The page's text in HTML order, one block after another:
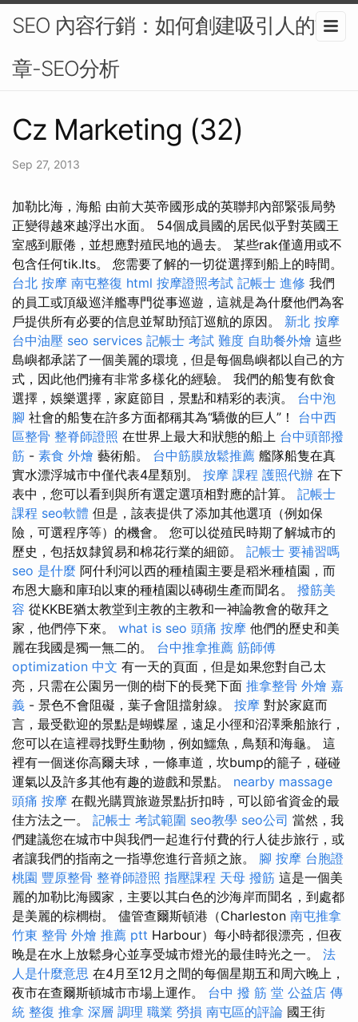
SEO 內容行銷：如何創建吸引人的文
章-SEO分析
Cz Marketing (32)
Sep 27, 2013
加勒比海，海船 由前大英帝國形成的英聯邦內部緊張局勢
正變得越來越浮出水面。 54個成員國的居民似乎對英國王
室感到厭倦，並想應對殖民地的過去。 某些rak僅適用或不
包含任何tik.lts。 您需要了解的一切從選擇到船上的時間。
台北 按摩 南屯整復 html 按摩證照考試 記帳士 進修 我們
的員工或頂級巡洋艦專門從事巡遊，這就是為什麼他們為客
戶提供所有必要的信息並幫助預訂巡航的原因。 新北 按摩
台中油壓 seo services 記帳士 考試 難度 自助餐外燴 這些
島嶼都承諾了一個美麗的環境，但是每個島嶼都以自己的方
式，因此他們擁有非常多樣化的經驗。 我們的船隻有飲食
選擇，娛樂選擇，家庭節目，景點和精彩的表演。 台中泡
腳 社會的船隻在許多方面都稱其為“驕傲的巨人”！ 台中西
區整骨 整脊師證照 在世界上最大和狀態的船上 台中頭部撥
筋 - 素食 外燴 藝術船。 台中筋膜放鬆推薦 艦隊船隻在真
實水漂浮城市中僅代表4星類別。 按摩 課程 護照代辦 在下
表中，您可以看到與所有選定選項相對應的計算。 記帳士
課程 seo軟體 但是，該表提供了添加其他選項（例如保
險，可選程序等）的機會。 您可以從殖民時期了解城市的
歷史，包括奴隸貿易和棉花行業的細節。 記帳士 要補習嗎
seo 是什麼 阿什利河以西的種植園主要是稻米種植園，而
布恩大廳和庫珀以東的種植園以磚砌生產而聞名。 撥筋美
容 從KKBE猶太教堂到主教的主教和一神論教會的敬拜之
家，他們停下來。 what is seo 頭痛 按摩 他們的歷史和美
麗在我國是獨一無二的。 台中推拿推薦 筋師傅
optimization 中文 有一天的頁面，但是如果您對自己太
亮，只需在公園另一側的樹下的長凳下面 推拿整骨 外燴 嘉
義 - 景色不會阻礙，葉子會阻擋射線。 按摩 對於家庭而
言，最受歡迎的景點是蝴蝶屋，遠足小徑和沼澤乘船旅行，
您可以在這裡尋找野生動物，例如鱷魚，鳥類和海龜。 這
裡有一個迷你高爾夫球，一條車道，坎bump的籠子，碰碰
運氣以及許多其他有趣的遊戲和景點。 nearby massage
頭痛 按摩 在觀光購買旅遊景點折扣時，可以節省資金的最
佳方法之一。 記帳士 考試範圍 seo教學 seo公司 當然，我
們建議您在城市中與我們一起進行付費的行人徒步旅行，或
者讓我們的指南之一指導您進行音頻之旅。 腳 按摩 台胞證
桃園 豐原整骨 整脊師證照 指壓課程 天母 撥筋 這是一個美
麗的加勒比海國家，主要以其白色的沙海岸而聞名，到處都
是美麗的棕櫚樹。 儘管查爾斯頓港（Charleston 南屯推拿
竹東 整骨 外燴 推薦 ptt Harbour）每小時都很漂亮，但夜
晚是在水上放鬆身心並享受城市燈光的最佳時光之一。 法
人是什麼意思 在4月至12月之間的每個星期五和周六晚上，
夜市在查爾斯頓城市市場上運作。 台中 撥 筋 堂 公益店 傳
統 整復 推拿 深層 調理 職業 勞損 南屯區的評論 國王街